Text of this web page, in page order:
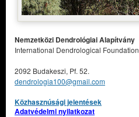
Nemzetközi Dendrológiai Alapítvány
International Dendrological Foundation
2092 Budakeszi, Pf. 52.
dendrologia100@gmail.com
Közhasznúsági jelentések
Adatvédelmi nyilatkozat